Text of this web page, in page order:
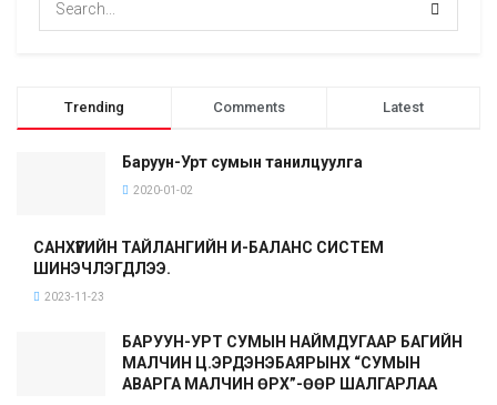
Trending Comments Latest
Баруун-Урт сумын танилцуулга
2020-01-02
САНХҮҮГИЙН ТАЙЛАНГИЙН И-БАЛАНС СИСТЕМ
ШИНЭЧЛЭГДЛЭЭ.
2023-11-23
БАРУУН-УРТ СУМЫН НАЙМДУГААР БАГИЙН
МАЛЧИН Ц.ЭРДЭНЭБАЯРЫНХ “СУМЫН
АВАРГА МАЛЧИН ӨРХ”-ӨӨР ШАЛГАРЛАА